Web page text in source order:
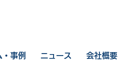
事例 ニュース 会社概要